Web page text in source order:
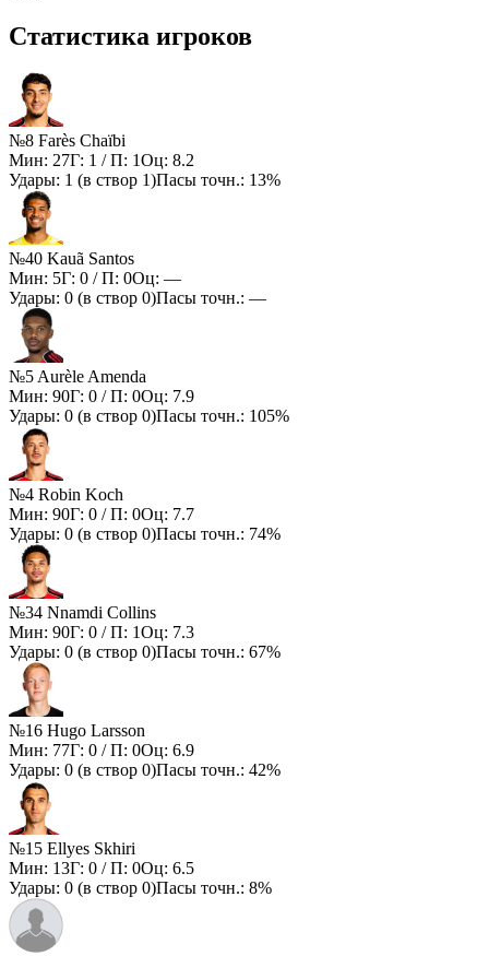
Статистика игроков
№8 Farès Chaïbi
Мин: 27Г: 1 / П: 1Оц: 8.2
Удары: 1 (в створ 1)Пасы точн.: 13%
№40 Kauã Santos
Мин: 5Г: 0 / П: 0Оц: —
Удары: 0 (в створ 0)Пасы точн.: —
№5 Aurèle Amenda
Мин: 90Г: 0 / П: 0Оц: 7.9
Удары: 0 (в створ 0)Пасы точн.: 105%
№4 Robin Koch
Мин: 90Г: 0 / П: 0Оц: 7.7
Удары: 0 (в створ 0)Пасы точн.: 74%
№34 Nnamdi Collins
Мин: 90Г: 0 / П: 1Оц: 7.3
Удары: 0 (в створ 0)Пасы точн.: 67%
№16 Hugo Larsson
Мин: 77Г: 0 / П: 0Оц: 6.9
Удары: 0 (в створ 0)Пасы точн.: 42%
№15 Ellyes Skhiri
Мин: 13Г: 0 / П: 0Оц: 6.5
Удары: 0 (в створ 0)Пасы точн.: 8%